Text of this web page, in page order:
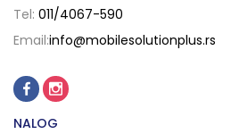
Tel: 011/4067-590
Email:info@mobilesolutionplus.rs
NALOG